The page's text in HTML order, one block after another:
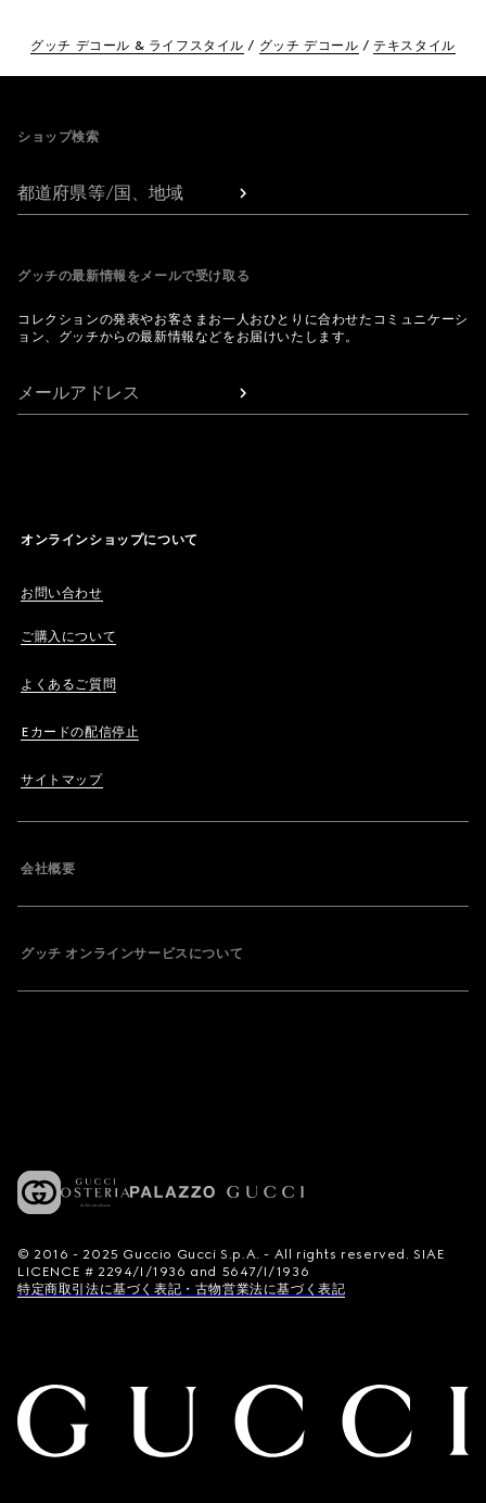
グッチ デコール & ライフスタイル グッチ デコール テキスタイル
ショップ検索
都道府県等/国、地域
グッチの最新情報をメールで受け取る
コレクションの発表やお客さまお一人おひとりに合わせたコミュニケーシ
ョン、グッチからの最新情報などをお届けいたします。
メールアドレス
オンラインショップについて
お問い合わせ
ご購入について
よくあるご質問
Eカードの配信停止
サイトマップ
会社概要
グッチ オンラインサービスについて
© 2016 - 2025 Guccio Gucci S.p.A. - All rights reserved. SIAE
LICENCE # 2294/I/1936 and 5647/I/1936
特定商取引法に基づく表記・古物営業法に基づく表記